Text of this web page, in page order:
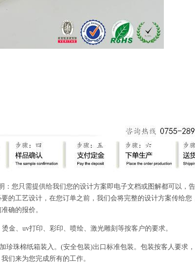
：您只需提供给我们您的设计方案即电子文档或图解都可以，
的工艺设计，在您订单之前，我们会将完整的设计方案传给您
确的报价。
金、uv打印、彩印、喷绘、激光雕刻等按客户的要求。
珍珠棉纸箱装入。(安全包装)出口标准包装。包装按客人要求
们来为您完成所有的工作。